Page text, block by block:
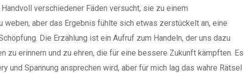
verschiedener Fäden versucht, sie zu einem
weben, aber das Ergebnis fühlte sich etwas zerstückelt an, eine
Die Erzählung ist ein Aufruf zum Handeln, der uns dazu
zu erinnern und zu ehren, die für eine bessere Zukunft kämpften. Es
und Spannung ansprechen wird, aber für mich lag das wahre Rätsel